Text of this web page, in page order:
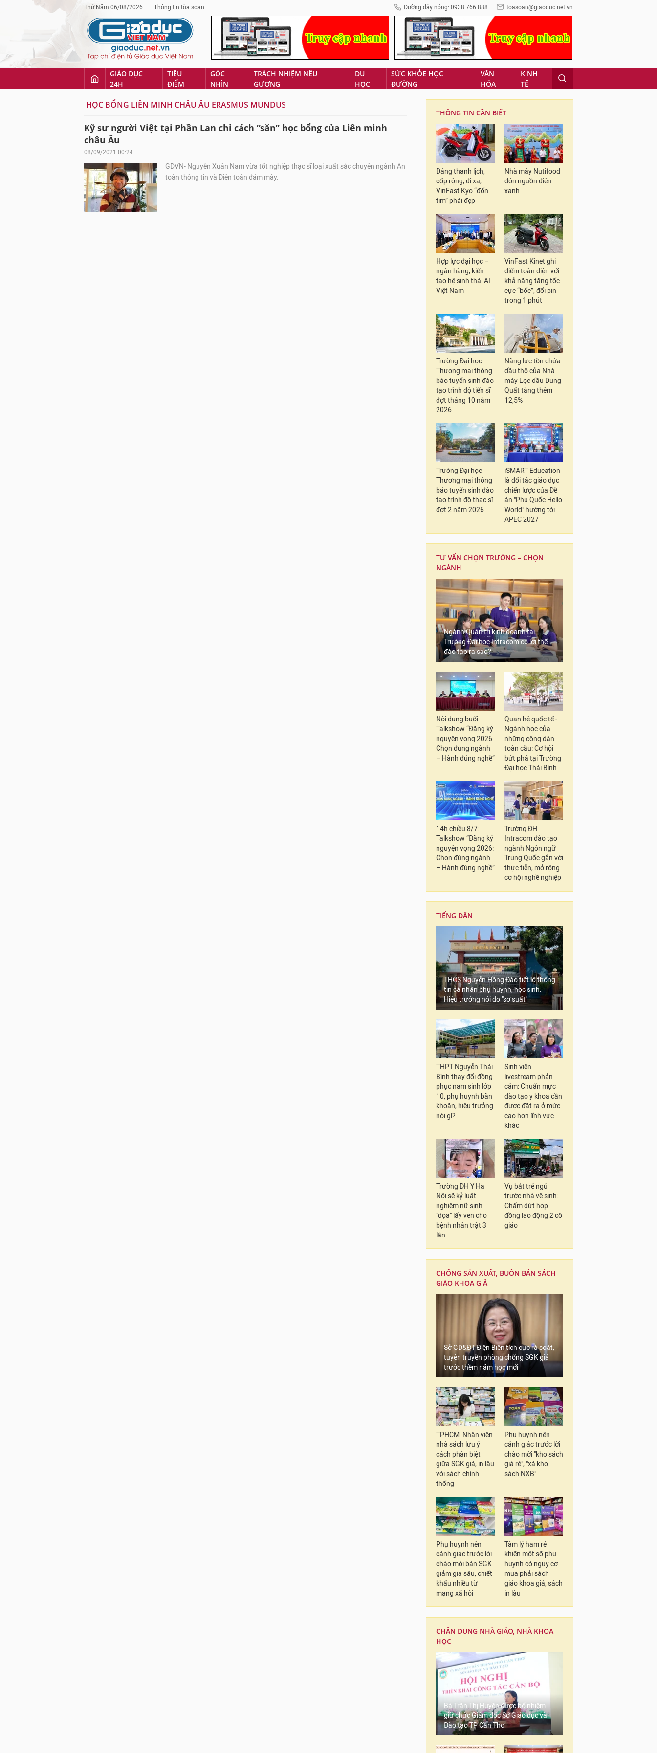
Thứ Năm 06/08/2026 Thông tin tòa soạn Đường dây nóng: 0938.766.888 toasoan@giaoduc.net.vn
GIÁO DỤC
24H
TIÊU
ĐIỂM
GÓC
NHÌN
TRÁCH NHIỆM NÊU
GƯƠNG
DU
HỌC
SỨC KHỎE HỌC
ĐƯỜNG
VĂN
HÓA
KINH
TẾ
HỌC BỔNG LIÊN MINH CHÂU ÂU ERASMUS MUNDUS
Kỹ sư người Việt tại Phần Lan chỉ cách “săn” học bổng của Liên minh
châu Âu
08/09/2021 00:24
GDVN- Nguyễn Xuân Nam vừa tốt nghiệp thạc sĩ loại xuất sắc chuyên ngành An
toàn thông tin và Điện toán đám mây.
THÔNG TIN CẦN BIẾT
Dáng thanh lịch,
cốp rộng, đi xa,
VinFast Kyo “đốn
tim” phái đẹp
Nhà máy Nutifood
đón nguồn điện
xanh
Hợp lực đại học –
ngân hàng, kiến
tạo hệ sinh thái AI
Việt Nam
VinFast Kinet ghi
điểm toàn diện với
khả năng tăng tốc
cực “bốc”, đổi pin
trong 1 phút
Trường Đại học
Thương mại thông
báo tuyển sinh đào
tạo trình độ tiến sĩ
đợt tháng 10 năm
2026
Năng lực tồn chứa
dầu thô của Nhà
máy Lọc dầu Dung
Quất tăng thêm
12,5%
Trường Đại học
Thương mại thông
báo tuyển sinh đào
tạo trình độ thạc sĩ
đợt 2 năm 2026
iSMART Education
là đối tác giáo dục
chiến lược của Đề
án "Phú Quốc Hello
World" hướng tới
APEC 2027
TƯ VẤN CHỌN TRƯỜNG – CHỌN
NGÀNH
Ngành Quản trị kinh doanh tại
Trường Đại học Intracom có lợi thế
đào tạo ra sao?
Nội dung buổi
Talkshow “Đăng ký
nguyện vọng 2026:
Chọn đúng ngành
– Hành đúng nghề”
Quan hệ quốc tế -
Ngành học của
những công dân
toàn cầu: Cơ hội
bứt phá tại Trường
Đại học Thái Bình
14h chiều 8/7:
Talkshow “Đăng ký
nguyện vọng 2026:
Chọn đúng ngành
– Hành đúng nghề”
Trường ĐH
Intracom đào tạo
ngành Ngôn ngữ
Trung Quốc gắn với
thực tiễn, mở rộng
cơ hội nghề nghiệp
TIẾNG DÂN
THCS Nguyễn Hồng Đào tiết lộ thông
tin cá nhân phụ huynh, học sinh:
Hiệu trưởng nói do "sơ suất"
THPT Nguyễn Thái
Bình thay đổi đồng
phục nam sinh lớp
10, phụ huynh băn
khoăn, hiệu trưởng
nói gì?
Sinh viên
livestream phản
cảm: Chuẩn mực
đào tạo y khoa cần
được đặt ra ở mức
cao hơn lĩnh vực
khác
Trường ĐH Y Hà
Nội sẽ kỷ luật
nghiêm nữ sinh
"dọa" lấy ven cho
bệnh nhân trật 3
lần
Vụ bắt trẻ ngủ
trước nhà vệ sinh:
Chấm dứt hợp
đồng lao động 2 cô
giáo
CHỐNG SẢN XUẤT, BUÔN BÁN SÁCH
GIÁO KHOA GIẢ
Sở GD&ĐT Điện Biên tích cực rà soát,
tuyên truyền phòng chống SGK giả
trước thềm năm học mới
TPHCM: Nhân viên
nhà sách lưu ý
cách phân biệt
giữa SGK giả, in lậu
với sách chính
thống
Phụ huynh nên
cảnh giác trước lời
chào mời "kho sách
giá rẻ", "xả kho
sách NXB"
Phụ huynh nên
cảnh giác trước lời
chào mời bán SGK
giảm giá sâu, chiết
khấu nhiều từ
mạng xã hội
Tâm lý ham rẻ
khiến một số phụ
huynh có nguy cơ
mua phải sách
giáo khoa giả, sách
in lậu
CHÂN DUNG NHÀ GIÁO, NHÀ KHOA
HỌC
Bà Trần Thị Huyền được bổ nhiệm
giữ chức Giám đốc Sở Giáo dục và
Đào tạo TP Cần Thơ